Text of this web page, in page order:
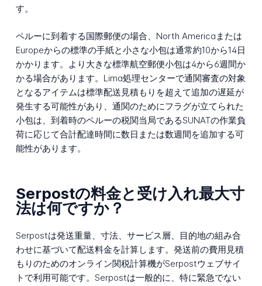
す。
ペルーに到着する国際郵便の場合、North Americaまたは
Europeからの標準の手紙と小さな小包は通常約10から14日
かかります。より大きな標準航空郵便小包は4から6週間か
かる場合があります。Lima処理センターで通関審査の対象
となるアイテムは標準配送見積もりを超えて追加の遅延が
発生する可能性があり、通関のためにフラグが立てられた
小包は、到着時のペルーの税関当局であるSUNATの作業負
荷に応じて合計配達時間に数日または数週間を追加する可
能性があります。
Serpostの料金と受け入れ最大寸
法は何ですか？
Serpostは発送重量、寸法、サービス層、目的地の組み合
わせに基づいて配送料金を計算します。発送前の費用見積
もりのためのオンライン関税計算機がSerpostウェブサイ
トで利用可能です。Serpostは一般的に、特に緊急でない